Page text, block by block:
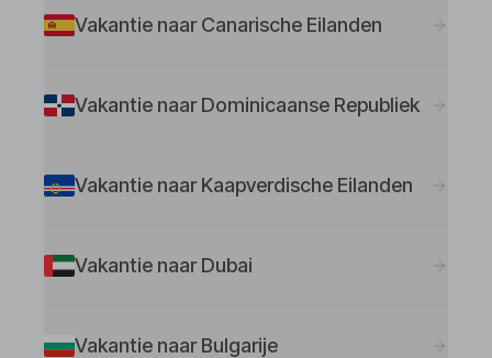
Vakantie naar Canarische Eilanden
Vakantie naar Dominicaanse Republiek
Vakantie naar Kaapverdische Eilanden
Vakantie naar Dubai
Vakantie naar Bulgarije